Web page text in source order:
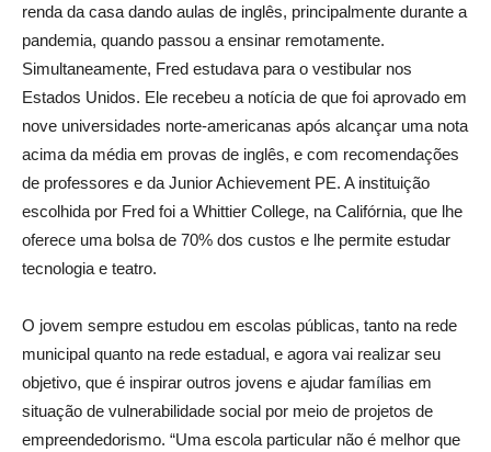
renda da casa dando aulas de inglês, principalmente durante a
pandemia, quando passou a ensinar remotamente.
Simultaneamente, Fred estudava para o vestibular nos
Estados Unidos. Ele recebeu a notícia de que foi aprovado em
nove universidades norte-americanas após alcançar uma nota
acima da média em provas de inglês, e com recomendações
de professores e da Junior Achievement PE. A instituição
escolhida por Fred foi a Whittier College, na Califórnia, que lhe
oferece uma bolsa de 70% dos custos e lhe permite estudar
tecnologia e teatro.
O jovem sempre estudou em escolas públicas, tanto na rede
municipal quanto na rede estadual, e agora vai realizar seu
objetivo, que é inspirar outros jovens e ajudar famílias em
situação de vulnerabilidade social por meio de projetos de
empreendedorismo. “Uma escola particular não é melhor que